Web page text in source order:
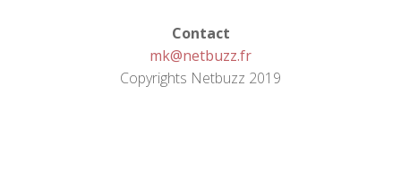
Contact
mk@netbuzz.fr
Copyrights Netbuzz 2019